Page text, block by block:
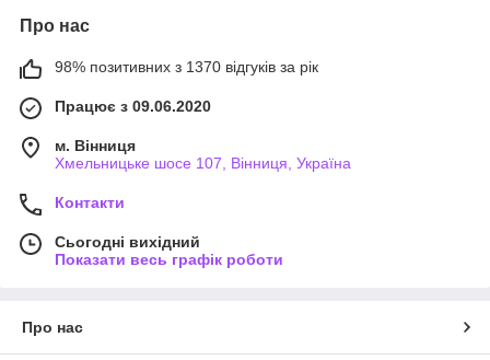
Про нас
98% позитивних з 1370 відгуків за рік
Працює з 09.06.2020
м. Вінниця
Хмельницьке шосе 107, Вінниця, Україна
Контакти
Сьогодні вихідний
Показати весь графік роботи
Про нас